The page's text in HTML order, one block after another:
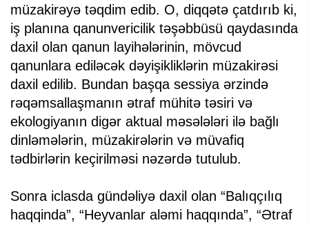
müzakirəyə təqdim edib. O, diqqətə çatdırıb ki,
iş planına qanunvericilik təşəbbüsü qaydasında
daxil olan qanun layihələrinin, mövcud
qanunlara ediləcək dəyişikliklərin müzakirəsi
daxil edilib. Bundan başqa sessiya ərzində
rəqəmsallaşmanın ətraf mühitə təsiri və
ekologiyanın digər aktual məsələləri ilə bağlı
dinləmələrin, müzakirələrin və müvafiq
tədbirlərin keçirilməsi nəzərdə tutulub.
Sonra iclasda gündəliyə daxil olan “Balıqçılıq
haqqinda”, “Heyvanlar aləmi haqqında”, “Ətraf